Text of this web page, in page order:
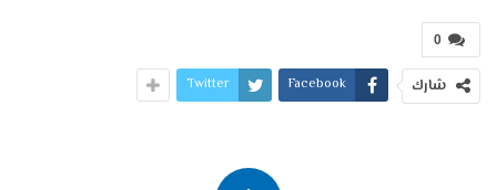
0
شارك Facebook
Twitter